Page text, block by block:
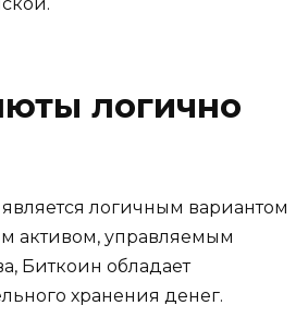
логично
логичным вариантом
активом, управляемым
Биткоин обладает
хранения денег.